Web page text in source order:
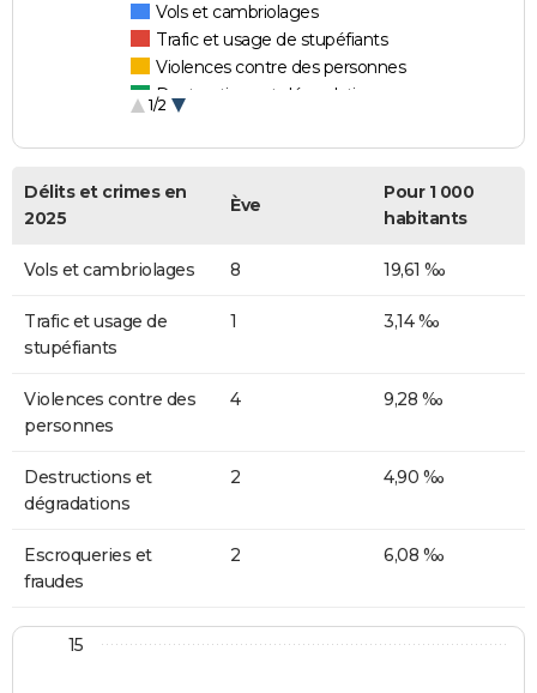
Vols et cambriolages
Trafic et usage de stupéfiants
Violences contre des personnes
Destructions et dégradations
1/2
Délits et crimes en
2025
Ève
Pour 1 000
habitants
Vols et cambriolages 8 19,61 ‰
Trafic et usage de
stupéfiants
1 3,14 ‰
Violences contre des
personnes
4 9,28 ‰
Destructions et
dégradations
2 4,90 ‰
Escroqueries et
fraudes
2 6,08 ‰
15